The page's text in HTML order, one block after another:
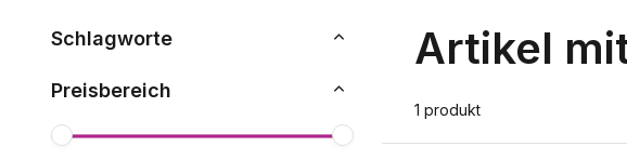
Schlagworte
Preisbereich
Artikel
1 produkt